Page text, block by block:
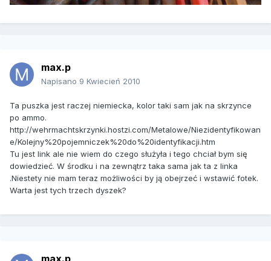
max.p
Napisano 9 Kwiecień 2010
Ta puszka jest raczej niemiecka, kolor taki sam jak na skrzynce
po ammo.
http://wehrmachtskrzynki.hostzi.com/Metalowe/Niezidentyfikowan
e/Kolejny%20pojemniczek%20do%20identyfikacji.htm
Tu jest link ale nie wiem do czego służyła i tego chciał bym się
dowiedzieć. W środku i na zewnątrz taka sama jak ta z linka
.Niestety nie mam teraz możliwości by ją obejrzeć i wstawić fotek.
Warta jest tych trzech dyszek?